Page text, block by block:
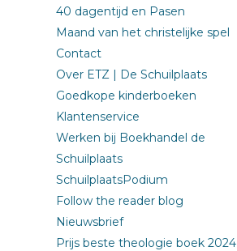
40 dagentijd en Pasen
Maand van het christelijke spel
Contact
Over ETZ | De Schuilplaats
Goedkope kinderboeken
Klantenservice
Werken bij Boekhandel de
Schuilplaats
SchuilplaatsPodium
Follow the reader blog
Nieuwsbrief
Prijs beste theologie boek 2024